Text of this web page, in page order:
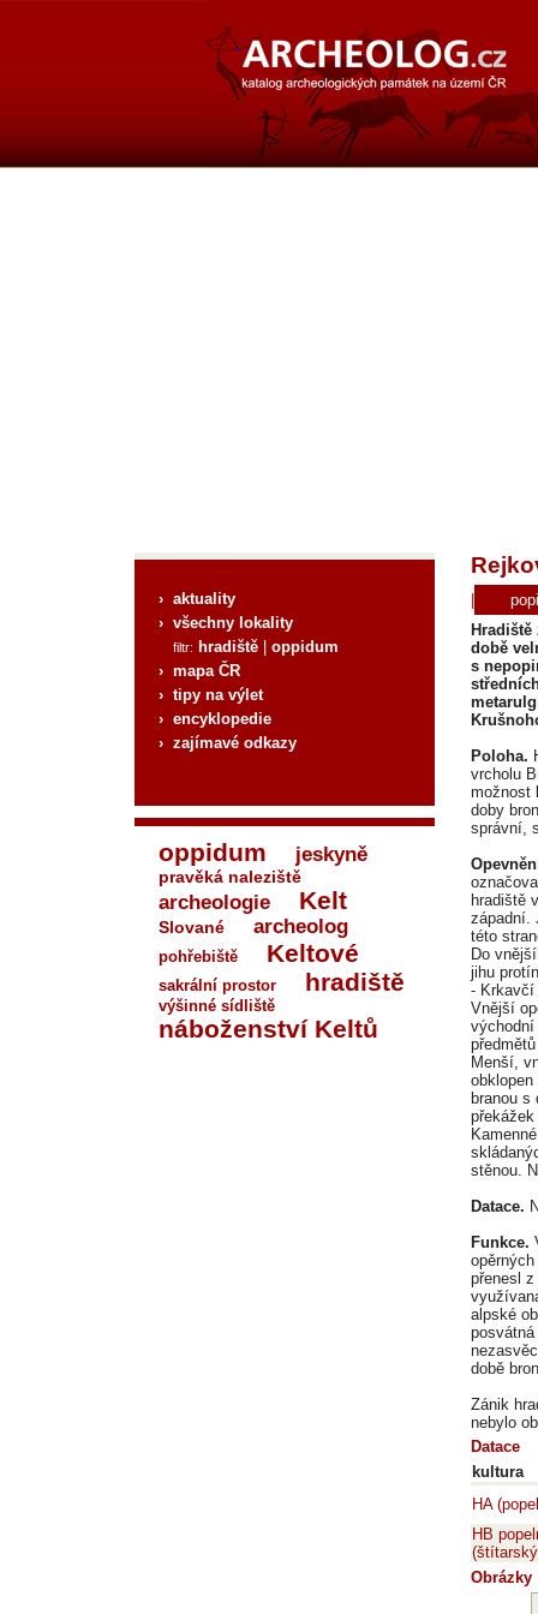
› aktuality
› všechny lokality
filtr: hradiště
oppidum
› mapa ČR
› tipy na výlet
› encyklopedie
› zajímavé odkazy
oppidum jeskyně
pravěká naleziště
archeologie Kelt
Slované archeolog
pohřebiště Keltové
sakrální prostor hradiště
výšinné sídliště
náboženství Keltů
Hradiště
době
s
Poloha.
vrcholu
možnost
doby
správní,
hradiště
západní.
této
Do
jihu
- Krkavčí
Vnější
východní
Menší,
branou
stěnou.
Datace.
Funkce.
přenesl
alpské
době
Zánik
nebylo
Datace
kultura
HA
HB
Obrázky